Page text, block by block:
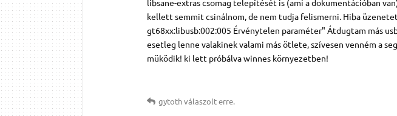
libsane-extras csomag telepítését is (ami a dokumentációban
kellett semmit csinálnom, de nem tudja felismerni. Hiba
gt68xx:libusb:002:005 Érvénytelen paraméter" Átdugtam más
esetleg lenne valakinek valami más ötlete, szívesen venném a
müködik! ki lett próbálva winnes környezetben!
gytothválaszolt erre.